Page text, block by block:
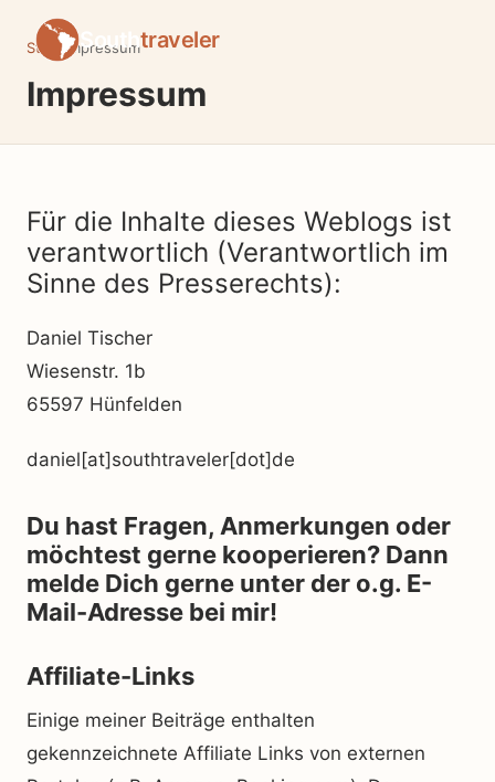
Southtraveler
Start› Impressum
Impressum
Für die Inhalte dieses Weblogs ist
verantwortlich (Verantwortlich im
Sinne des Presserechts):
Daniel Tischer
Wiesenstr. 1b
65597 Hünfelden
daniel[at]southtraveler[dot]de
Du hast Fragen, Anmerkungen oder
möchtest gerne kooperieren? Dann
melde Dich gerne unter der o.g. E-
Mail-Adresse bei mir!
Affiliate-Links
Einige meiner Beiträge enthalten
gekennzeichnete Affiliate Links von externen